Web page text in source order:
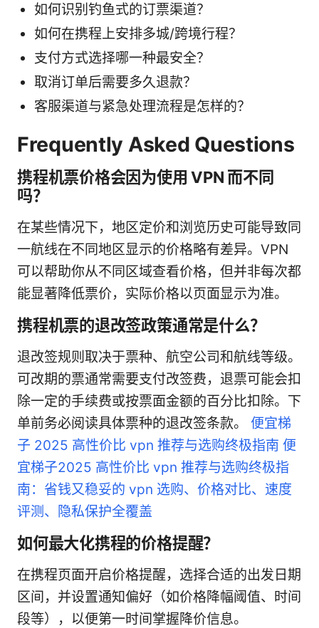
如何识别钓鱼式的订票渠道？
如何在携程上安排多城/跨境行程？
支付方式选择哪一种最安全？
取消订单后需要多久退款？
客服渠道与紧急处理流程是怎样的？
Frequently Asked Questions
携程机票价格会因为使用 VPN 而不同
吗？
在某些情况下，地区定价和浏览历史可能导致同
一航线在不同地区显示的价格略有差异。VPN
可以帮助你从不同区域查看价格，但并非每次都
能显著降低票价，实际价格以页面显示为准。
携程机票的退改签政策通常是什么？
退改签规则取决于票种、航空公司和航线等级。
可改期的票通常需要支付改签费，退票可能会扣
除一定的手续费或按票面金额的百分比扣除。下
单前务必阅读具体票种的退改签条款。 便宜梯
子 2025 高性价比 vpn 推荐与选购终极指南 便
宜梯子2025 高性价比 vpn 推荐与选购终极指
南：省钱又稳妥的 vpn 选购、价格对比、速度
评测、隐私保护全覆盖
如何最大化携程的价格提醒？
在携程页面开启价格提醒，选择合适的出发日期
区间，并设置通知偏好（如价格降幅阈值、时间
段等），以便第一时间掌握降价信息。